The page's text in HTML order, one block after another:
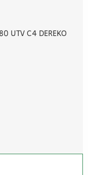
UTV C4 DEREKO